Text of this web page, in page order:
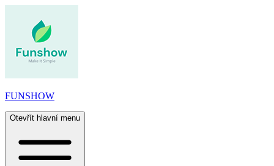
FUNSHOW
Otevřít hlavní menu